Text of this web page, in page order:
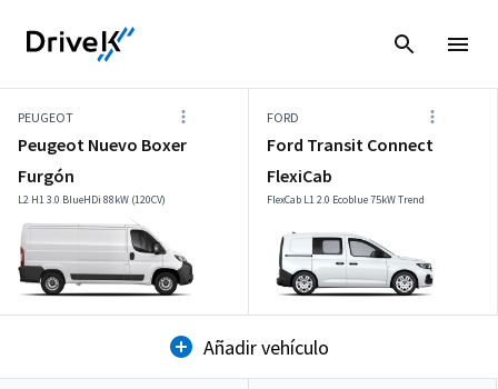
PEUGEOT
Peugeot Nuevo Boxer
Furgón
L2 H1 3.0 BlueHDi 88kW (120CV)
FORD
Ford Transit Connect
FlexiCab
FlexCab L1 2.0 Ecoblue 75kW Trend
Añadir vehículo